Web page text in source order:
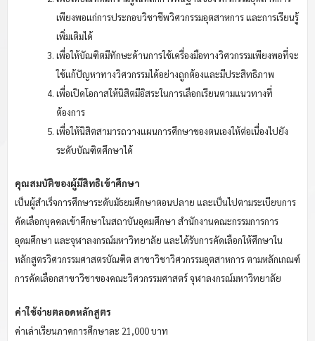
เพียงพอแก่การประกอบวิชาชีพวิศวกรรมอุตสาหการ และการเรียนรู้
เพิ่มเติมได้
เพื่อให้บัณฑิตมีทักษะด้านการใช้เครื่องมือทางวิศวกรรมเพียงพอที่จะ
ใช้แก้ปัญหาทางวิศวกรรมได้อย่างถูกต้องและมีประสิทธิภาพ
เพื่อเปิดโอกาสให้นิสิตมีอิสระในการเลือกเรียนตามแนวทางที่
ต้องการ
เพื่อให้นิสิตสามารถวางแผนการศึกษาของตนเองให้ต่อเนื่องไปยัง
ระดับบัณฑิตศึกษาได้
คุณสมบัติของผู้มีสิทธิเข้าศึกษา
เป็นผู้สำเร็จการศึกษาระดับมัธยมศึกษาตอนปลาย และเป็นไปตามระเบียบการ
คัดเลือกบุคคลเข้าศึกษาในสถาบันอุดมศึกษา สำนักงานคณะกรรมการการ
อุดมศึกษา และจุฬาลงกรณ์มหาวิทยาลัย และได้รับการคัดเลือกให้ศึกษาใน
หลักสูตรวิศวกรรมศาสตรบัณฑิต สาขาวิชาวิศวกรรมอุตสาหการ ตามหลักเกณฑ์
การคัดเลือกสาขาวิชาของคณะวิศวกรรมศาสตร์ จุฬาลงกรณ์มหาวิทยาลัย
ค่าใช้จ่ายตลอดหลักสูตร
ค่าเล่าเรียนภาคการศึกษาละ 21,000 บาท